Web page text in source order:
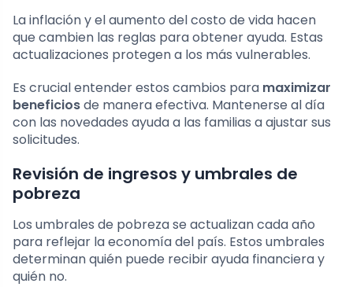
La inflación y el aumento del costo de vida hacen
que cambien las reglas para obtener ayuda. Estas
actualizaciones protegen a los más vulnerables.
Es crucial entender estos cambios para maximizar
beneficiosde manera efectiva. Mantenerse al día
con las novedades ayuda a las familias a ajustar sus
solicitudes.
Revisión de ingresos y umbrales de
pobreza
Los umbrales de pobreza se actualizan cada año
para reflejar la economía del país. Estos umbrales
determinan quién puede recibir ayuda financiera y
quién no.